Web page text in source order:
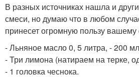
В разных источниках нашла и
смеси, но думаю что в любом
принесет огромную пользу вашему
- Льняное масло 0, 5 литра, - 200
- Три лимона (натираем на терке,
- 1 головка чеснока.